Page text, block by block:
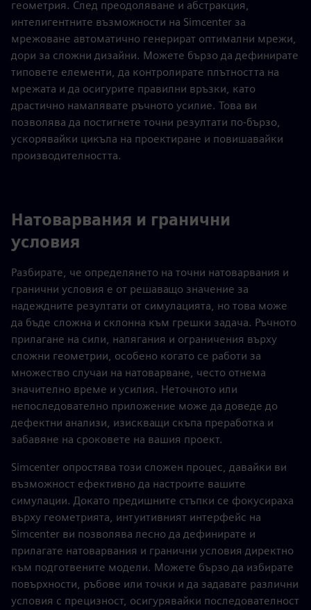
геометрия. След преодоляване и абстракция,
интелигентните възможности на Simcenter за
мрежоване автоматично генерират оптимални мрежи,
дори за сложни дизайни. Можете бързо да дефинирате
типовете елементи, да контролирате плътността на
мрежата и да осигурите правилни връзки, като
драстично намалявате ръчното усилие. Това ви
позволява да постигнете точни резултати по-бързо,
ускорявайки цикъла на проектиране и повишавайки
производителността.
Натоварвания и гранични
условия
Разбирате, че определянето на точни натоварвания и
гранични условия е от решаващо значение за
надеждните резултати от симулацията, но това може
да бъде сложна и склонна към грешки задача. Ръчното
прилагане на сили, налягания и ограничения върху
сложни геометрии, особено когато се работи за
множество случаи на натоварване, често отнема
значително време и усилия. Неточното или
непоследователно приложение може да доведе до
дефектни анализи, изискващи скъпа преработка и
забавяне на сроковете на вашия проект.
Simcenter опростява този сложен процес, давайки ви
възможност ефективно да настроите вашите
симулации. Докато предишните стъпки се фокусираха
върху геометрията, интуитивният интерфейс на
Simcenter ви позволява лесно да дефинирате и
прилагате натоварвания и гранични условия директно
към подготвените модели. Можете бързо да избирате
повърхности, ръбове или точки и да задавате различни
условия с прецизност, осигурявайки последователност